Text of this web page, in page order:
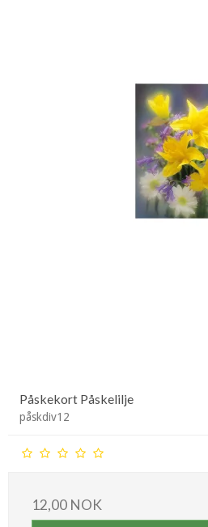
Påskekort Påskelilje
påskdiv12
12,00 NOK